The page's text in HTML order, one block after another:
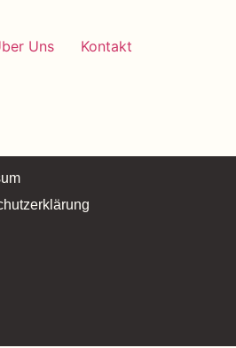
Uns Kontakt